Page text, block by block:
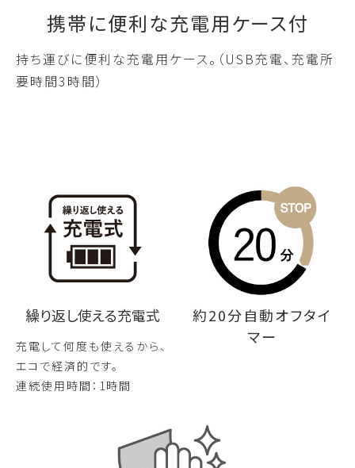
携帯に便利な充電用ケース付
持ち運びに便利な充電用ケース。（USB充電、充電所
要時間3時間）
繰り返し使える充電式
充電して何度も使えるから、
エコで経済的です。
連続使用時間：1時間
約20分自動オフタイ
マー